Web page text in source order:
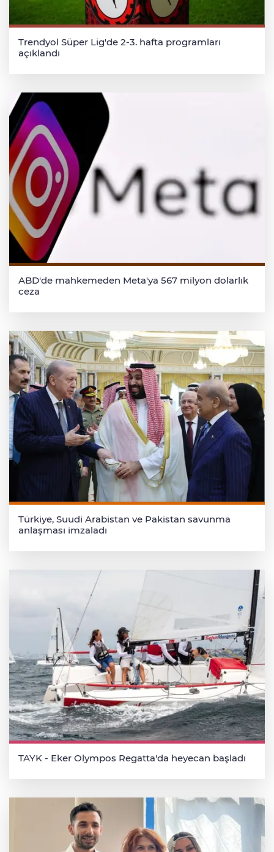
Trendyol Süper Lig'de 2-3. hafta programları
açıklandı
ABD'de mahkemeden Meta'ya 567 milyon dolarlık
ceza
Türkiye, Suudi Arabistan ve Pakistan savunma
anlaşması imzaladı
TAYK - Eker Olympos Regatta'da heyecan başladı